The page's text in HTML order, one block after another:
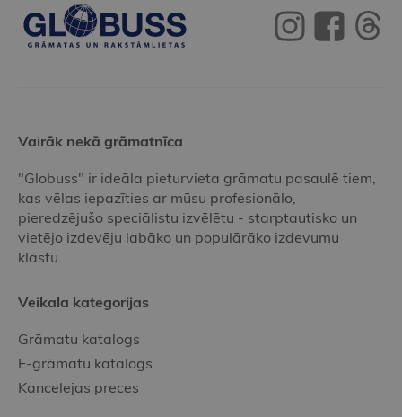
Vairāk nekā grāmatnīca
"Globuss" ir ideāla pieturvieta grāmatu pasaulē tiem,
kas vēlas iepazīties ar mūsu profesionālo,
pieredzējušo speciālistu izvēlētu - starptautisko un
vietējo izdevēju labāko un populārāko izdevumu
klāstu.
Veikala kategorijas
Grāmatu katalogs
E-grāmatu katalogs
Kancelejas preces